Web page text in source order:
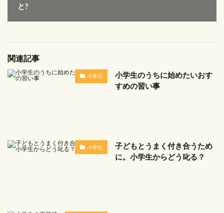
と?
関連記事
小学生
小学生のうちに始めたいおす
すめの習い事
小学生
子どもとうまく付き合うため
に。小学生からどう叱る？